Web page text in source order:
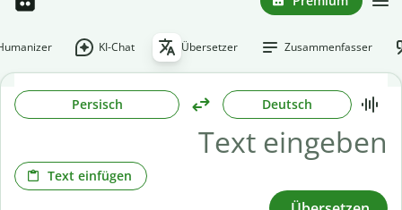
KI-Chat Übersetzer Zusammenfasser
Persisch Deutsch
Text einfügen